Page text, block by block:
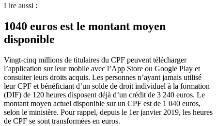
Lire aussi :
1040 euros est le montant moyen
disponible
Vingt-cinq millions de titulaires du CPF peuvent télécharger
l’application sur leur mobile avec l’App Store ou Google Play et
consulter leurs droits acquis. Les personnes n’ayant jamais utilisé
leur CPF et bénéficiant d’un solde de droit individuel à la formation
(DIF) de 120 heures disposent déjà d’un crédit de 3 240 euros. Le
montant moyen actuel disponible sur un CPF est de 1 040 euros,
selon le ministère. Pour rappel, depuis le 1er janvier 2019, les heures
de CPF se sont transformées en euros.